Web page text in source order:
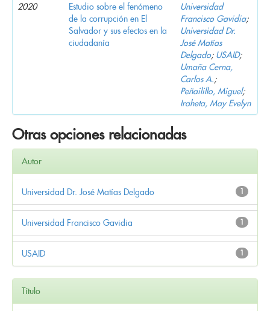
2020
Estudio sobre el fenómeno
de la corrupción en El
Salvador y sus efectos en la
ciudadanía
Universidad
Francisco Gavidia;
Universidad Dr.
José Matías
Delgado; USAID;
Umaña Cerna,
Carlos A.;
Peñailillo, Miguel;
Iraheta, May Evelyn
Otras opciones relacionadas
Autor
1
Universidad Dr. José Matías Delgado
1
Universidad Francisco Gavidia
1
USAID
Título